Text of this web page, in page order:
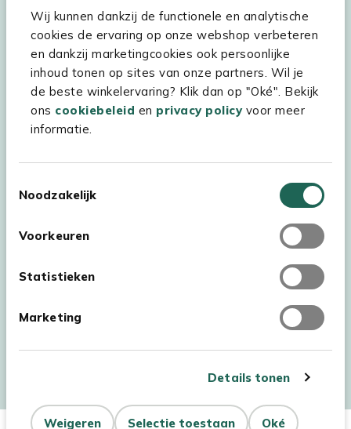
Wij kunnen dankzij de functionele en analytische
cookies de ervaring op onze webshop verbeteren
en dankzij marketingcookies ook persoonlijke
inhoud tonen op sites van onze partners. Wil je
de beste winkelervaring? Klik dan op "Oké". Bekijk
ons cookiebeleid en privacy policyvoor meer
informatie.
Noodzakelijk
Voorkeuren
Statistieken
Marketing
Details tonen
Oké
Selectie toestaan
Weigeren
Assortiment
Kees Smit Tuinmeubelen
Experience Stores XXL